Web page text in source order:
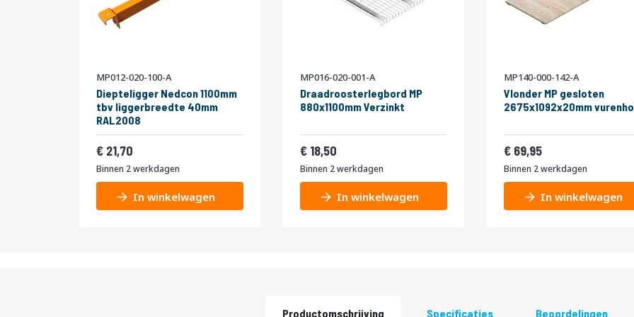
MP012-020-100-A
Diepteligger Nedcon 1100mm
tbv liggerbreedte 40mm
RAL2008
21,70
Binnen 2 werkdagen
In winkelwagen
MP016-020-001-A
Draadroosterlegbord MP
880x1100mm Verzinkt
18,50
Binnen 2 werkdagen
In winkelwagen
MP140-000-142-A
Vlonder MP gesloten
2675x1092x20mm
69,95
Binnen 2 werkdagen
In winkelwagen
Productomschrijving Specificaties Beoordelingen